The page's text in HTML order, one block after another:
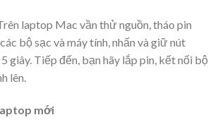
laptop Mac vần thử nguồn, tháo pin
bộ sạc và máy tính, nhấn và giữ nút
giây. Tiếp đến, bạn hãy lắp pin, kết nối bộ
lên.
mới